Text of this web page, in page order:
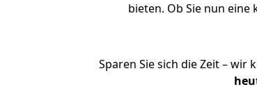
bieten. Ob Sie nun
Sparen Sie sich die Zeit – wir